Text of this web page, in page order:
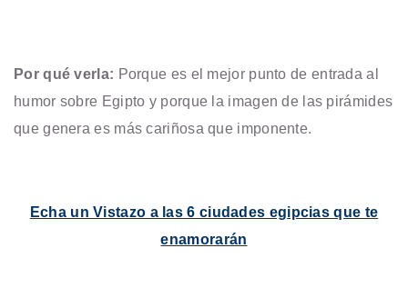
Por qué verla: Porque es el mejor punto de entrada al
humor sobre Egipto y porque la imagen de las pirámides
que genera es más cariñosa que imponente.
Echa un Vistazo a las 6 ciudades egipcias que te
enamorarán